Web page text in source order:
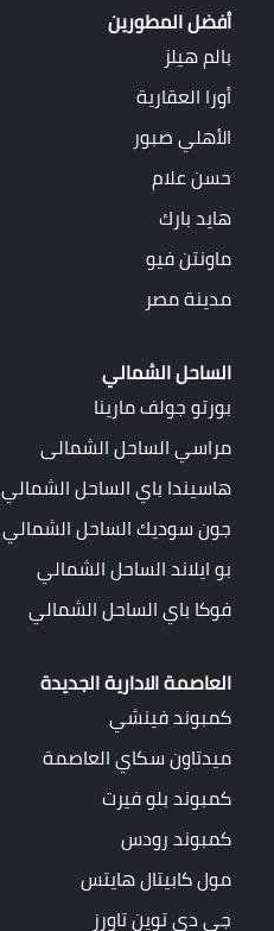
أفضل المطورين
بالم هيلز
أورا العقارية
الأهلي صبور
حسن علام
هايد بارك
ماونتن فيو
مدينة مصر
الساحل الشمالي
بورتو جولف مارينا
مراسي الساحل الشمالى
هاسيندا باي الساحل الشمالي
جون سوديك الساحل الشمالي
بو ايلاند الساحل الشمالي
فوكا باي الساحل الشمالي
العاصمة الادارية الجديدة
كمبوند فينشي
ميدتاون سكاي العاصمة
كمبوند بلو فيرت
كمبوند رودس
مول كابيتال هايتس
جي دي توين تاورز